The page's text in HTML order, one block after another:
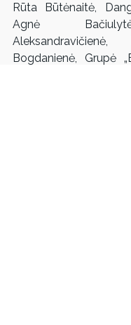
Rūta Būtėnaitė,
Agnė
Bogdanienė, Grupė